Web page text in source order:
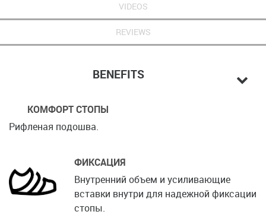
VIDEOS
REVIEWS
BENEFITS
КОМФОРТ СТОПЫ
Рифленая подошва.
ФИКСАЦИЯ
Внутренний объем и усиливающие
вставки внутри для надежной фиксации
стопы.